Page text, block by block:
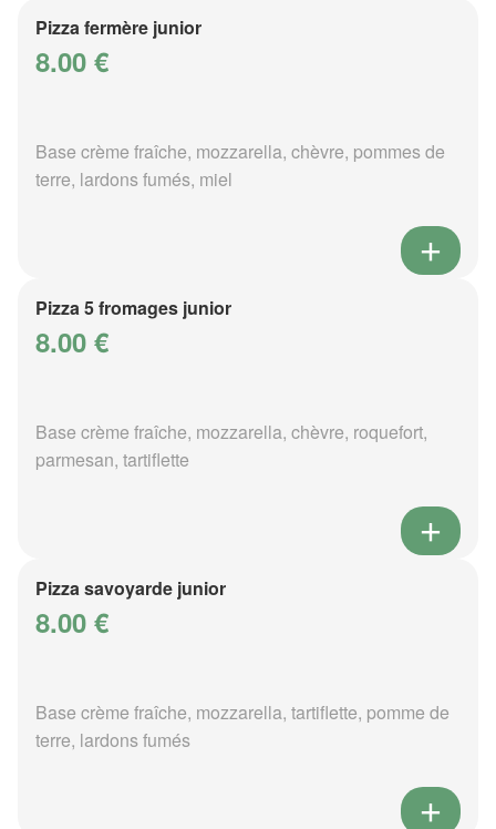
Pizza fermère junior
8.00 €
Base crème fraîche, mozzarella, chèvre, pommes de
terre, lardons fumés, miel
Pizza 5 fromages junior
8.00 €
Base crème fraîche, mozzarella, chèvre, roquefort,
parmesan, tartiflette
Pizza savoyarde junior
8.00 €
Base crème fraîche, mozzarella, tartiflette, pomme de
terre, lardons fumés